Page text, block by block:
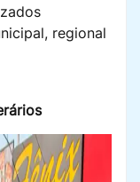
regional